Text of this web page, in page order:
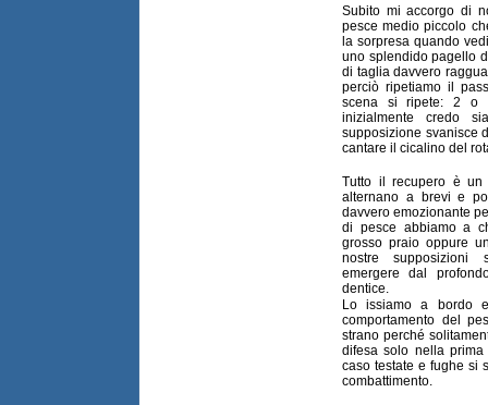
Subito mi accorgo di
pesce medio piccolo
la sorpresa quando
uno splendido pagello
di taglia davvero
perciò ripetiamo il
scena si ripete: 2 o
inizialmente credo
supposizione svanisce
cantare il cicalino del
Tutto il recupero è un
alternano a brevi e
davvero emozionante
di pesce abbiamo a
grosso praio oppure
nostre supposizioni
emergere dal
dentice.
Lo issiamo a bordo
comportamento del
strano perché
difesa solo nella
caso testate e fughe si
combattimento.